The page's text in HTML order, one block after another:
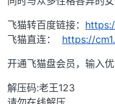
飞猫转百度链接：
飞猫直连： https://
开通飞猫盘会员，输入
解压码:老王123